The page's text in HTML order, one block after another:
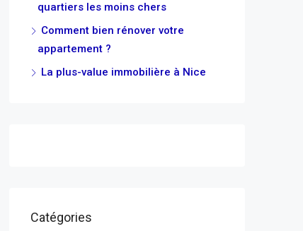
quartiers les moins chers
Comment bien rénover votre
appartement ?
La plus-value immobilière à Nice
Catégories